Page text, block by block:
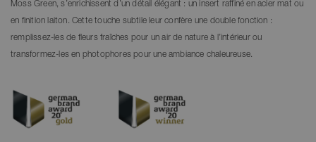
Moss Green, s’enrichissent d’un détail élégant : un insert raffiné en acier mat ou
en finition laiton. Cette touche subtile leur confère une double fonction :
remplissez-les de fleurs fraîches pour un air de nature à l’intérieur ou
transformez-les en photophores pour une ambiance chaleureuse.